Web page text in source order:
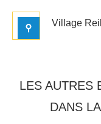
Village
LES AUTRES
DANS